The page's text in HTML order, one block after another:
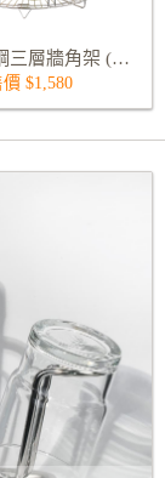
味美不鏽鋼三層牆角架 (線徑 4.0 mm) 5327S
$1,580